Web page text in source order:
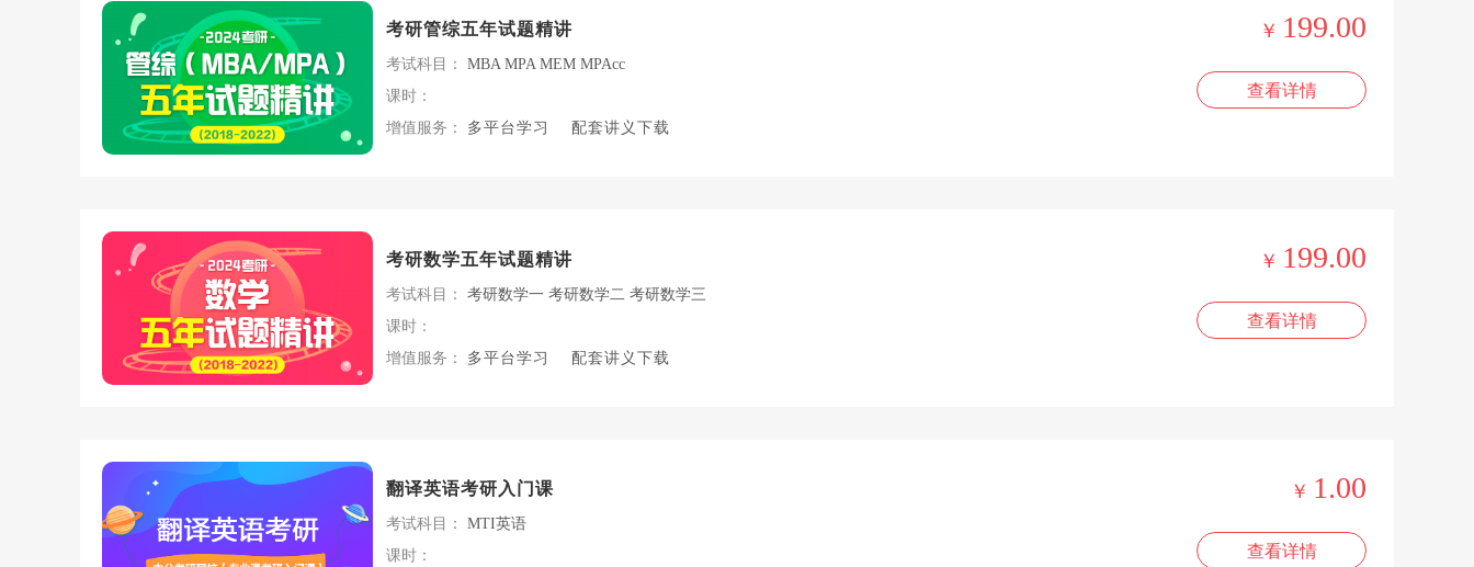
考研管综五年试题精讲
考试科目： MBA MPA MEM MPAcc
课时：
增值服务：
多平台学习 配套讲义下载
￥ 199.00
查看详情
考研数学五年试题精讲
考试科目： 考研数学一 考研数学二 考研数学三
课时：
增值服务：
多平台学习 配套讲义下载
￥ 199.00
查看详情
翻译英语考研入门课
考试科目：
MTI英语
课时：
￥ 1.00
查看详情